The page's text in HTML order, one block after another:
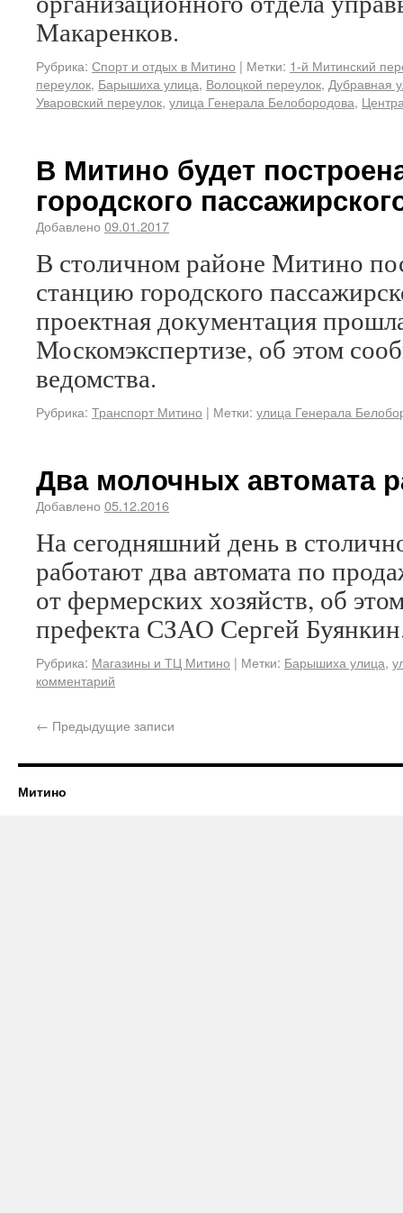
Макаренков.
Рубрика: Спорт и отдых в Митино | Метки: 1-й Митинский
переулок, Барышиха улица, Волоцкой переулок, Дубравная
Уваровский переулок, улица Генерала Белобородова,
В Митино будет
городского
Добавлено 09.01.2017
В столичном районе Митино
станцию городского
проектная документация
Москомэкспертизе, об этом
ведомства.
Рубрика: Транспорт Митино | Метки: улица Генерала
Два молочных автомата
Добавлено 05.12.2016
На сегодняшний день в
работают два автомата по
от фермерских хозяйств, об
префекта СЗАО Сергей
Рубрика: Магазины и ТЦ Митино | Метки: Барышиха улица,
комментарий
← Предыдущие записи
Митино